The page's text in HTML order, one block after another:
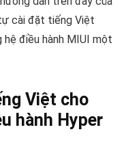
cài đặt tiếng Việt
hệ điều hành MIUI một
Việt cho
hành Hyper